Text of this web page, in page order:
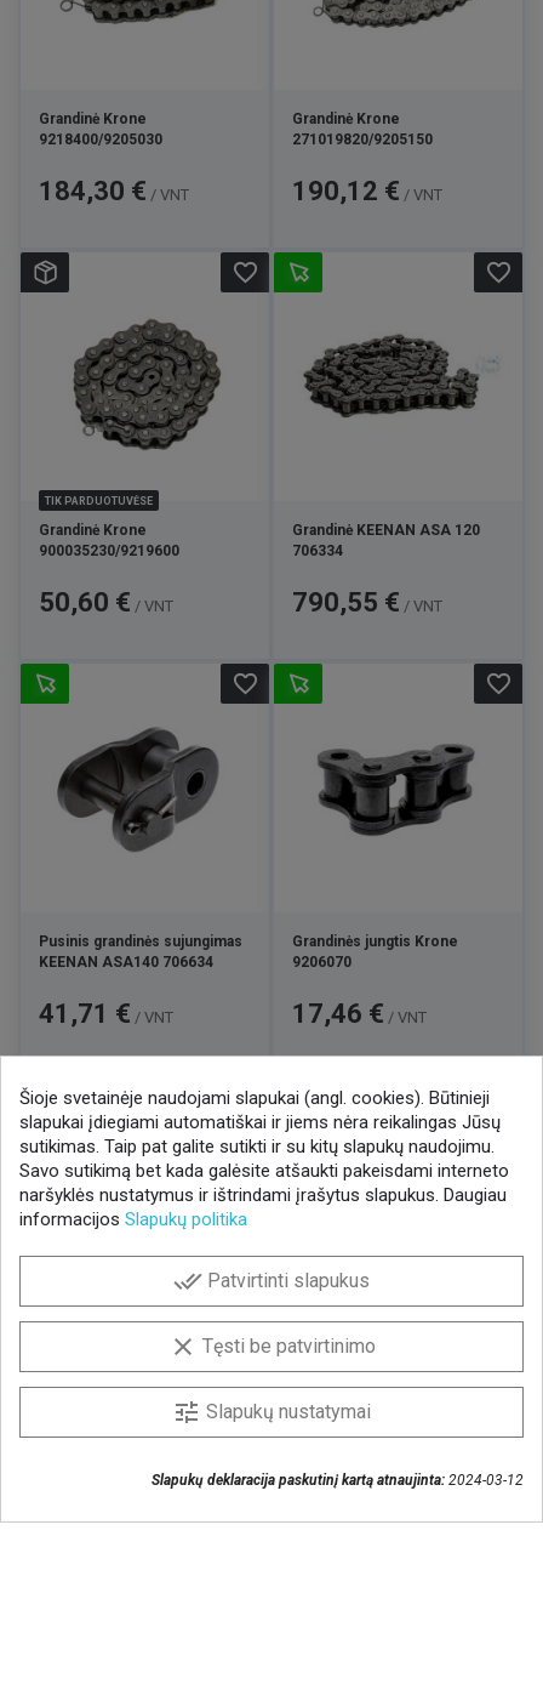
Grandinė Krone
9218400/9205030
Kaina
184,30 € / VNT
Grandinė Krone
271019820/9205150
Kaina
190,12 € / VNT
TIK PARDUOTUVĖSE
Grandinė Krone
900035230/9219600
Kaina
50,60 € / VNT
favorite_border
Grandinė KEENAN ASA 120
706334
Kaina
790,55 € / VNT
favorite_border
Pusinis grandinės sujungimas
KEENAN ASA140 706634
Kaina
41,71 € / VNT
favorite_border
Grandinės jungtis Krone
9206070
Kaina
17,46 € / VNT
favorite_border
1 2 
Gaukite geriausius pasiūlymus!
Prenumeruokite naujienlaiškį ir visada sužinokite
Sutinku, kad mano duomenys būtų saugomi
Šioje svetainėje naudojami slapukai (angl. cookies). Būtinieji
slapukai įdiegiami automatiškai ir jiems nėra reikalingas Jūsų
sutikimas. Taip pat galite sutikti ir su kitų slapukų naudojimu.
Savo sutikimą bet kada galėsite atšaukti pakeisdami interneto
naršyklės nustatymus ir ištrindami įrašytus slapukus. Daugiau
informacijos Slapukų politika
done_all Patvirtinti slapukus
clear Tęsti be patvirtinimo
tune Slapukų nustatymai
Slapukų deklaracija paskutinį kartą atnaujinta: 2024-03-12